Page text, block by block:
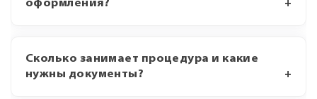
оформления?
Сколько занимает процедура и какие
нужны документы?